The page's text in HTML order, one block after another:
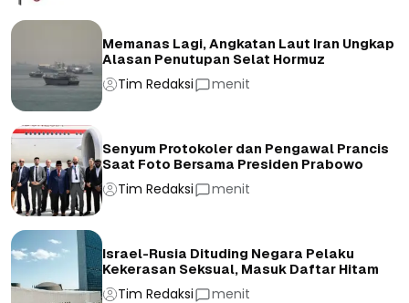
Memanas Lagi, Angkatan Laut Iran Ungkap
Alasan Penutupan Selat Hormuz
Tim Redaksi menit
Senyum Protokoler dan Pengawal Prancis
Saat Foto Bersama Presiden Prabowo
Tim Redaksi menit
Israel-Rusia Dituding Negara Pelaku
Kekerasan Seksual, Masuk Daftar Hitam
Tim Redaksi menit